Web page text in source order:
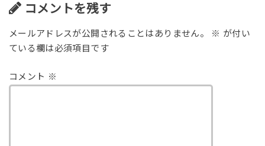
コメントを残す
メールアドレスが公開されることはありません。 ※ が付い
ている欄は必須項目です
コメント ※